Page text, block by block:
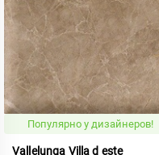
Популярно у дизайнеров!
Vallelunga Villa d este